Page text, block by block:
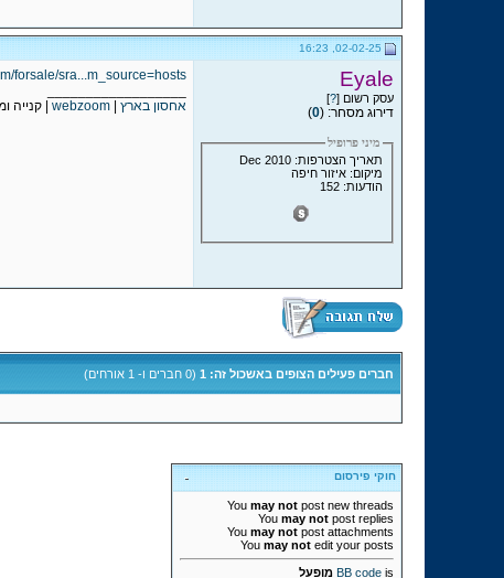
Eyale
עסק רשום [?
]
דירוג מסחר: (0
)
מיני פרופיל
תאריך הצטרפות: Dec 2010
מיקום: איזור חיפה
הודעות: 152
forsale/sra...m_source=hosts
אחסון בארץ
webzoom | קנייה
חברים פעילים הצופים באשכול זה: 1 (0 חברים ו- 1 אורחים)
חוקי פירסום
You may not post new threads
You may not post replies
You may not post attachments
You may not edit your posts
BB code is מופעל